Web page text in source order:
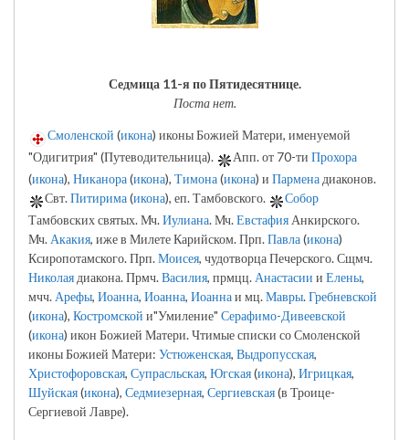
Седмица 11-я по Пятидесятнице.
Поста нет.
Смоленской (икона) иконы Божией Матери, именуемой
"Одигитрия" (Путеводительница).
Апп. от 70-ти Прохора
(икона), Никанора(икона), Тимона(икона) и Пармена диаконов.
Свт.Питирима(икона), еп. Тамбовского.
Собор
Тамбовских святых. Мч.Иулиана. Мч.Евстафия Анкирского.
Мч. Акакия, иже в Милете Карийском. Прп.Павла(икона)
Ксиропотамского. Прп.Моисея, чудотворца Печерского. Сщмч.
Николая диакона. Прмч.Василия, прмцц. Анастасии и Елены,
мчч. Арефы, Иоанна, Иоанна, Иоаннаи мц.Мавры.Гребневской
(икона), Костромской и"Умиление" Серафимо-Дивеевской
(икона) икон Божией Матери. Чтимые списки со Смоленской
иконы Божией Матери: Устюженская, Выдропусская,
Христофоровская, Супрасльская, Югская(икона), Игрицкая,
Шуйская(икона), Седмиезерная, Сергиевская(в Троице-
Сергиевой Лавре).